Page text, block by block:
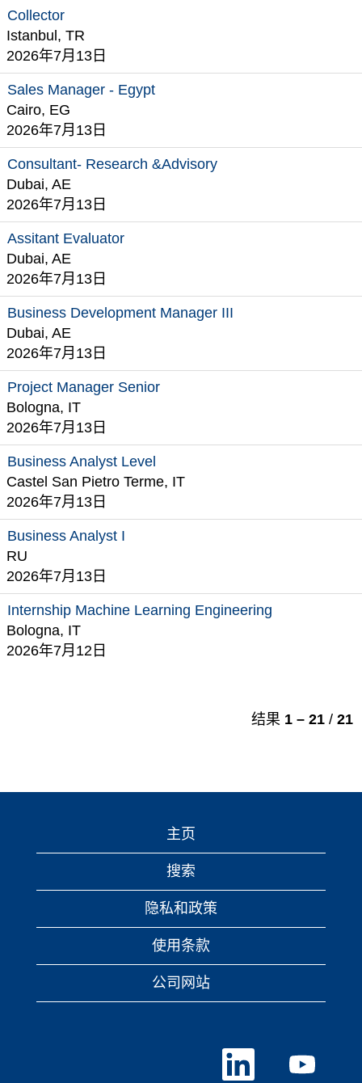
Collector
Istanbul, TR
2026年7月13日
Sales Manager - Egypt
Cairo, EG
2026年7月13日
Consultant- Research &Advisory
Dubai, AE
2026年7月13日
Assitant Evaluator
Dubai, AE
2026年7月13日
Business Development Manager III
Dubai, AE
2026年7月13日
Project Manager Senior
Bologna, IT
2026年7月13日
Business Analyst Level
Castel San Pietro Terme, IT
2026年7月13日
Business Analyst I
RU
2026年7月13日
Internship Machine Learning Engineering
Bologna, IT
2026年7月12日
结果 1 – 21 / 21
主页
搜索
隐私和政策
使用条款
公司网站
在
在
新